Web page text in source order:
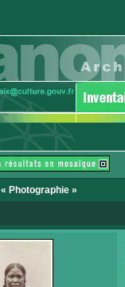
« Photographie »